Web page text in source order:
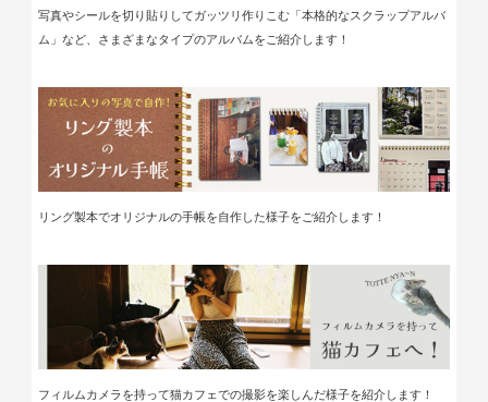
写真やシールを切り貼りしてガッツリ作りこむ「本格的なスクラップアルバ
ム」など、さまざまなタイプのアルバムをご紹介します！
リング製本でオリジナルの手帳を自作した様子をご紹介します！
フィルムカメラを持って猫カフェでの撮影を楽しんだ様子を紹介します！